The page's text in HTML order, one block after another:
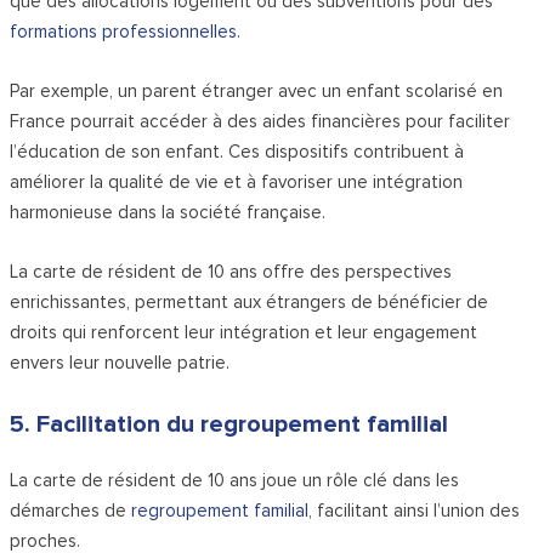
formations professionnelles.
Par exemple, un parent étranger avec un enfant scolarisé en
France pourrait accéder à des aides financières pour faciliter
l’éducation de son enfant. Ces dispositifs contribuent à
améliorer la qualité de vie et à favoriser une intégration
harmonieuse dans la société française.
La carte de résident de 10 ans offre des perspectives
enrichissantes, permettant aux étrangers de bénéficier de
droits qui renforcent leur intégration et leur engagement
envers leur nouvelle patrie.
5. Facilitation du regroupement familial
La carte de résident de 10 ans joue un rôle clé dans les
démarches deregroupement familial, facilitant ainsi l’union des
proches.